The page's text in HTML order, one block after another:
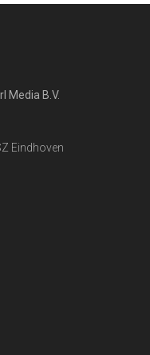
Media B.V.
Eindhoven